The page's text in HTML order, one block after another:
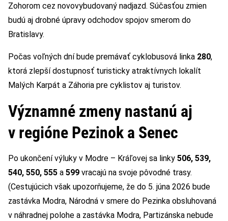
Zohorom cez novovybudovaný nadjazd. Súčasťou zmien
budú aj drobné úpravy odchodov spojov smerom do
Bratislavy.
Počas voľných dní bude premávať cyklobusová linka 280,
ktorá zlepší dostupnosť turisticky atraktívnych lokalít
Malých Karpát a Záhoria pre cyklistov aj turistov.
Významné zmeny nastanú aj
v regióne Pezinok a Senec
Po ukončení výluky v Modre – Kráľovej sa linky 506, 539,
540, 550, 555 a 599 vracajú na svoje pôvodné trasy.
(Cestujúcich však upozorňujeme, že do 5. júna 2026 bude
zastávka Modra, Národná v smere do Pezinka obsluhovaná
v náhradnej polohe a zastávka Modra, Partizánska nebude